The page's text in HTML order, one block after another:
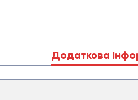
Додаткова